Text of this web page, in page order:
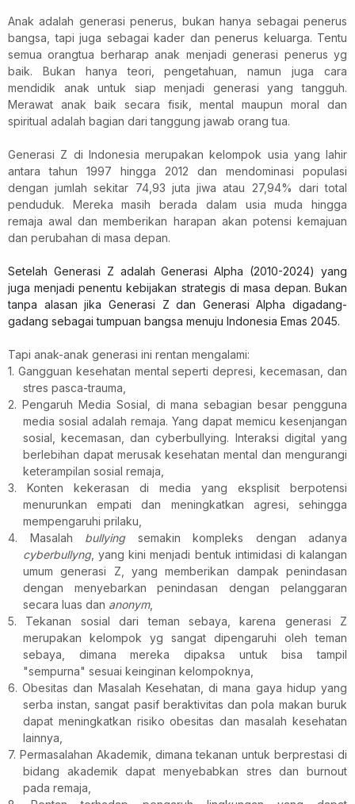
Anak adalah generasi penerus, bukan hanya sebagai penerus
bangsa, tapi juga sebagai kader dan penerus keluarga. Tentu
semua orangtua berharap anak menjadi generasi penerus yg
baik. Bukan hanya teori, pengetahuan, namun juga cara
mendidik anak untuk siap menjadi generasi yang tangguh.
Merawat anak baik secara fisik, mental maupun moral dan
spiritual adalah bagian dari tanggung jawab orang tua.
Generasi Z di Indonesia merupakan kelompok usia yang lahir
antara tahun 1997 hingga 2012 dan mendominasi populasi
dengan jumlah sekitar 74,93 juta jiwa atau 27,94% dari total
penduduk. Mereka masih berada dalam usia muda hingga
remaja awal dan memberikan harapan akan potensi kemajuan
dan perubahan di masa depan.
Setelah Generasi Z adalah Generasi Alpha (2010-2024) yang
juga menjadi penentu kebijakan strategis di masa depan. Bukan
tanpa alasan jika Generasi Z dan Generasi Alpha digadang-
gadang sebagai tumpuan bangsa menuju Indonesia Emas 2045.
Tapi anak-anak generasi ini rentan mengalami:
1. Gangguan kesehatan mental seperti depresi, kecemasan, dan
stres pasca-trauma,
2. Pengaruh Media Sosial, di mana sebagian besar pengguna
media sosial adalah remaja. Yang dapat memicu kesenjangan
sosial, kecemasan, dan cyberbullying. Interaksi digital yang
berlebihan dapat merusak kesehatan mental dan mengurangi
keterampilan sosial remaja,
3. Konten kekerasan di media yang eksplisit berpotensi
menurunkan empati dan meningkatkan agresi, sehingga
mempengaruhi prilaku,
4. Masalah bullyingsemakin kompleks dengan adanya
cyberbullyng, yang kini menjadi bentuk intimidasi di kalangan
umum generasi Z, yang memberikan dampak penindasan
dengan menyebarkan penindasan dengan pelanggaran
secara luas dan anonym,
5. Tekanan sosial dari teman sebaya, karena generasi Z
merupakan kelompok yg sangat dipengaruhi oleh teman
sebaya, dimana mereka dipaksa untuk bisa tampil
"sempurna" sesuai keinginan kelompoknya,
6. Obesitas dan Masalah Kesehatan, di mana gaya hidup yang
serba instan, sangat pasif beraktivitas dan pola makan buruk
dapat meningkatkan risiko obesitas dan masalah kesehatan
lainnya,
7. Permasalahan Akademik, dimana tekanan untuk berprestasi di
bidang akademik dapat menyebabkan stres dan burnout
pada remaja,